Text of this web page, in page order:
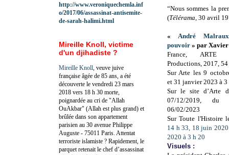
“Nous sommes la
(Télérama , 30 avril
« André
pouvoir » par
France, ARTE
Productions, 2017,
Sur Arte les 9
et 31 janvier 2023 à 3
Sur le site d’Arte
07/12/2019, du
06/02/2023
Sur Toute l'Histoire
14 h 33, 18 juin
2020 à 3 h 20
Visuels :
http://www.veroniquechemla.inf
o/2017/06/assassinat-antisemite-
de-sarah-halimi.html
Mireille Knoll, victime
d'un djihadiste ?
Mireille Knoll , veuve juive
française âgée de 85 ans, a été
découverte le vendredi 23 mars
2018 vers 18 h 30 morte,
poignardée au cri de "Allah
OuAkbar" (Allah est plus grand) et
brûlée dans son appartement
parisien au 30 avenue Philippe
Auguste - 75011 Paris. Attentat
terroriste islamiste ? Rapidement, le
parquet retenait le chef d’assassinat